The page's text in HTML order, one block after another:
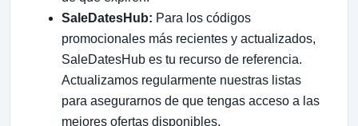
SaleDatesHub: Para los códigos
promocionales más recientes y actualizados,
SaleDatesHub es tu recurso de referencia.
Actualizamos regularmente nuestras listas
para asegurarnos de que tengas acceso a las
mejores ofertas disponibles.